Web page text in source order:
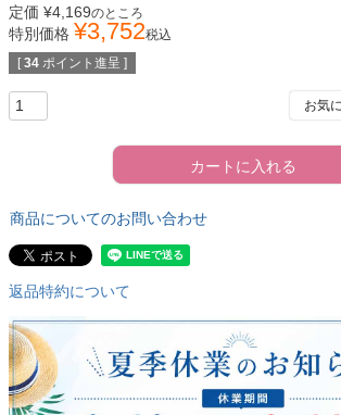
定価 ¥4,169のところ
特別価格 ¥3,752税込
[ 34 ポイント進呈 ]
お気
カートに入れる
商品についてのお問い合わせ
返品特約について